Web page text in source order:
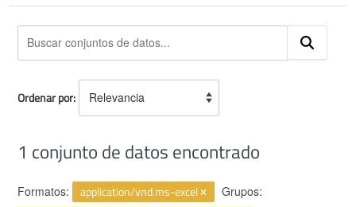
Ordenar por
1 conjunto de datos encontrado
Formatos: application/vnd.ms-excel Grupos: